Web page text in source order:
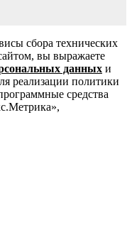
сбора технических
вы выражаете
данных и
реализации политики
средства